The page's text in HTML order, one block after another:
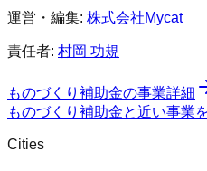
運営・編集: 株式会社Mycat
責任者: 村岡 功規
ものづくり補助金の事業詳細
ものづくり補助金と近い事業
Cities